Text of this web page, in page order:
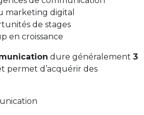
marketing digital
de stages
en croissance
dure généralement 3
permet d’acquérir des